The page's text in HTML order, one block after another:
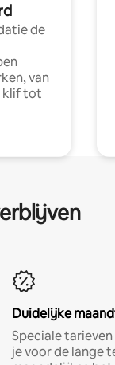
de
van
klif tot
Duidelijke
Speciale
je voor de lange